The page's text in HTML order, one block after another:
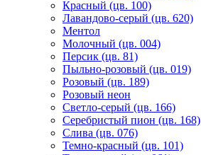
Красный (цв. 100)
Лавандово-серый (цв. 620)
Ментол
Молочный (цв. 004)
Персик (цв. 81)
Пыльно-розовый (цв. 019)
Розовый (цв. 189)
Розовый неон
Светло-серый (цв. 166)
Серебристый пион (цв. 168)
Слива (цв. 076)
Темно-красный (цв. 101)